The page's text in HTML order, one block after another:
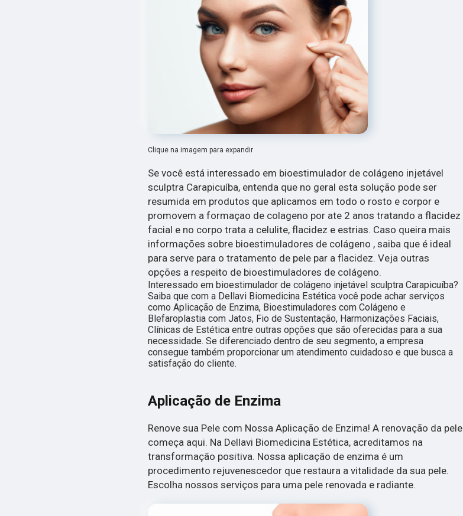
Clique na imagem para expandir
Se você está interessado em bioestimulador de colágeno injetável
sculptra Carapicuíba, entenda que no geral esta solução pode ser
resumida em produtos que aplicamos em todo o rosto e corpor e
promovem a formaçao de colageno por ate 2 anos tratando a flacidez
facial e no corpo trata a celulite, flacidez e estrias. Caso queira mais
informações sobre bioestimuladores de colágeno , saiba que é ideal
para serve para o tratamento de pele par a flacidez. Veja outras
opções a respeito de bioestimuladores de colágeno.
Interessado em bioestimulador de colágeno injetável sculptra Carapicuíba?
Saiba que com a Dellavi Biomedicina Estética você pode achar serviços
como Aplicação de Enzima, Bioestimuladores com Colágeno e
Blefaroplastia com Jatos, Fio de Sustentação, Harmonizações Faciais,
Clínicas de Estética entre outras opções que são oferecidas para a sua
necessidade. Se diferenciado dentro de seu segmento, a empresa
consegue também proporcionar um atendimento cuidadoso e que busca a
satisfação do cliente.
Aplicação de Enzima
Renove sua Pele com Nossa Aplicação de Enzima! A renovação da pele
começa aqui. Na Dellavi Biomedicina Estética, acreditamos na
transformação positiva. Nossa aplicação de enzima é um
procedimento rejuvenescedor que restaura a vitalidade da sua pele.
Escolha nossos serviços para uma pele renovada e radiante.